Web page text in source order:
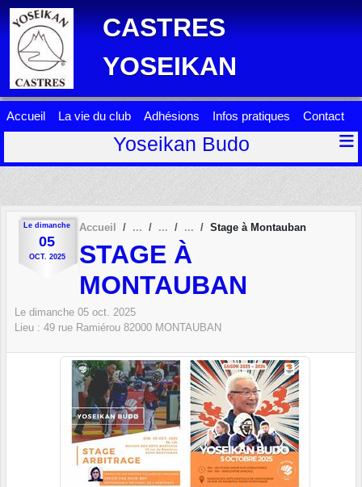
CASTRES
YOSEIKAN
Accueil La vie du club Adhésions Infos pratiques Contact
Yoseikan Budo
Le dimanche
05
OCT. 2025
Accueil Stage à Montauban
STAGE À
MONTAUBAN
Le dimanche 05 oct. 2025
Lieu : 49 rue Ramiérou 82000 MONTAUBAN
Panneau de gestion des cookies